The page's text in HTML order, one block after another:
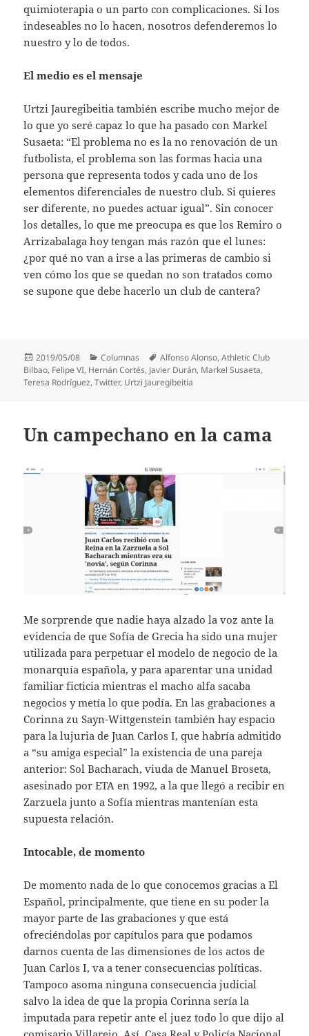
quimioterapia o un parto con complicaciones. Si los
indeseables no lo hacen, nosotros defenderemos lo
nuestro y lo de todos.
El medio es el mensaje
Urtzi Jauregibeitia también escribe mucho mejor de
lo que yo seré capaz lo que ha pasado con Markel
Susaeta: “El problema no es la no renovación de un
futbolista, el problema son las formas hacia una
persona que representa todos y cada uno de los
elementos diferenciales de nuestro club. Si quieres
ser diferente, no puedes actuar igual”. Sin conocer
los detalles, lo que me preocupa es que los Remiro o
Arrizabalaga hoy tengan más razón que el lunes:
¿por qué no van a irse a las primeras de cambio si
ven cómo los que se quedan no son tratados como
se supone que debe hacerlo un club de cantera?
Publicado
el
2019/05/08 Categorías
Columnas Etiquetas
Alfonso Alonso,Athletic Club
Bilbao, Felipe VI, Hernán Cortés, Javier Durán, Markel Susaeta,
Teresa Rodríguez,Twitter, Urtzi Jauregibeitia
Un campechano en la cama
Me sorprende que nadie haya alzado la voz ante la
evidencia de que Sofía de Grecia ha sido una mujer
utilizada para perpetuar el modelo de negocio de la
monarquía española, y para aparentar una unidad
familiar ficticia mientras el macho alfa sacaba
negocios y metía lo que podía. En las grabaciones a
Corinna zu Sayn-Wittgenstein también hay espacio
para la lujuria de Juan Carlos I, que habría admitido
a “su amiga especial” la existencia de una pareja
anterior: Sol Bacharach, viuda de Manuel Broseta,
asesinado por ETA en 1992, a la que llegó a recibir en
Zarzuela junto a Sofía mientras mantenían esta
supuesta relación.
Intocable, de momento
De momento nada de lo que conocemos gracias a El
Español, principalmente, que tiene en su poder la
mayor parte de las grabaciones y que está
ofreciéndolas por capítulos para que podamos
darnos cuenta de las dimensiones de los actos de
Juan Carlos I, va a tener consecuencias políticas.
Tampoco asoma ninguna consecuencia judicial
salvo la idea de que la propia Corinna sería la
imputada para repetir ante el juez todo lo que dijo al